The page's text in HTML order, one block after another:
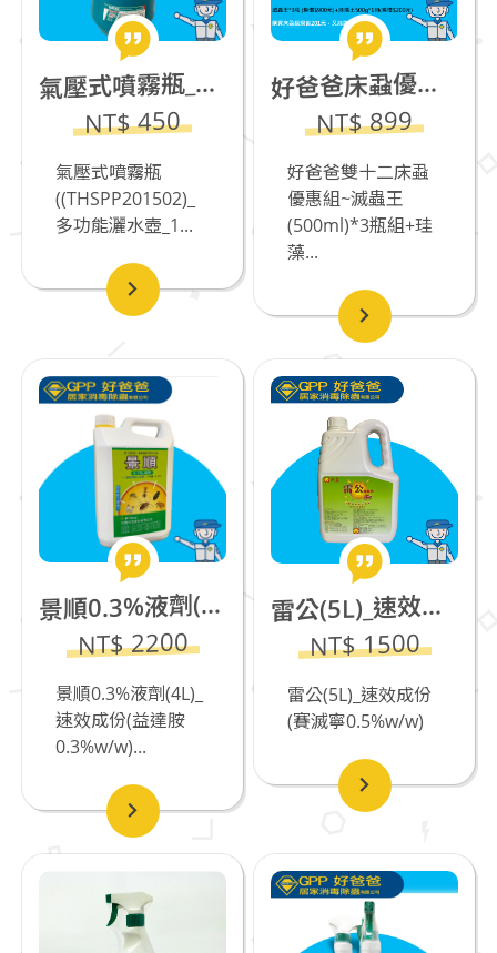
氣壓式噴霧瓶_多功能灑水壺_1.5L
NT$ 450
氣壓式噴霧瓶
((THSPP201502)_
多功能灑水壺_1...
好爸爸床蝨優惠組~滅蟲王(500ml)*3瓶組+珪藻土500g*1包
NT$ 899
好爸爸雙十二床蝨
優惠組~滅蟲王
(500ml)*3瓶組+珪
藻...
景順0.3%液劑(4L)_速效成份(益達胺0.3%w/w)
NT$ 2200
景順0.3%液劑(4L)_
速效成份(益達胺
0.3%w/w)...
雷公(5L)_速效成份(賽滅寧0.5%w/w)_若有飼養貓咪不推薦
NT$ 1500
雷公(5L)_速效成份
(賽滅寧0.5%w/w)